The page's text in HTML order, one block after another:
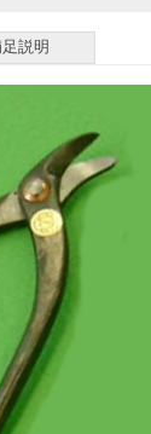
説明